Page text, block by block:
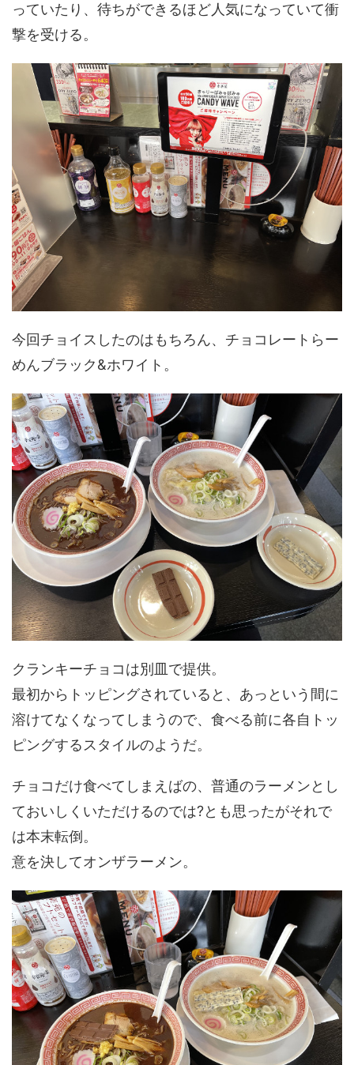
っていたり、待ちができるほど人気になっていて衝
撃を受ける。
今回チョイスしたのはもちろん、チョコレートらー
めんブラック&ホワイト。
クランキーチョコは別皿で提供。
最初からトッピングされていると、あっという間に
溶けてなくなってしまうので、食べる前に各自トッ
ピングするスタイルのようだ。
チョコだけ食べてしまえばの、普通のラーメンとし
ておいしくいただけるのでは?とも思ったがそれで
は本末転倒。
意を決してオンザラーメン。